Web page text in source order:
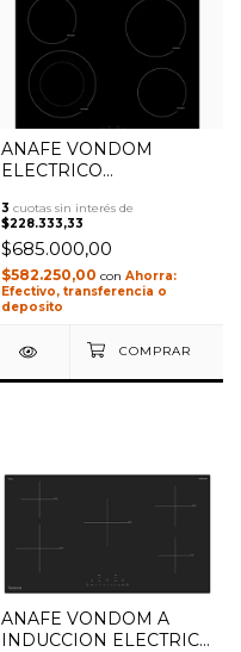
1/4
ANAFE VONDOM
ELECTRICO
EMPOTRABLE 60CM
C6465B
3 cuotas sin interés de
$228.333,33
$685.000,00
$582.250,00 con
Efectivo, transferencia o
deposito
1/3
ANAFE VONDOM A
INDUCCION ELECTRICO